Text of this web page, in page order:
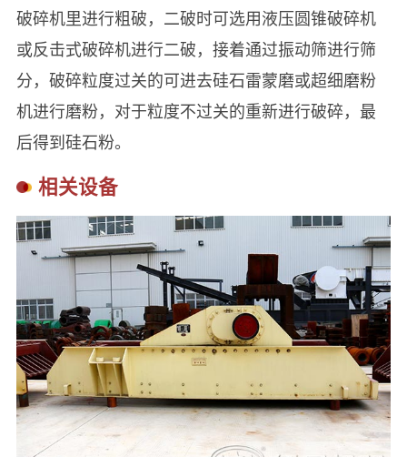
破碎机里进行粗破，二破时可选用液压圆锥破碎机
或反击式破碎机进行二破，接着通过振动筛进行筛
分，破碎粒度过关的可进去硅石雷蒙磨或超细磨粉
机进行磨粉，对于粒度不过关的重新进行破碎，最
后得到硅石粉。
相关设备